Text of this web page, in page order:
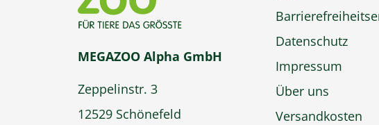
MEGAZOO Alpha GmbH
Zeppelinstr. 3
12529 Schönefeld
Datenschutz
Impressum
Über uns
Versandkosten